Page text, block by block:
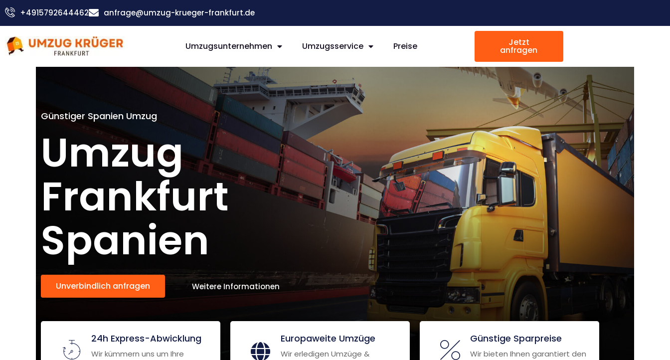
Zum
Inhalt
+4915792644462 anfrage@umzug-krueger-frankfurt.de
Umzugsunternehmen Umzugsservice Preise Jetzt
anfragen
Günstiger Spanien Umzug
Umzug
Frankfurt
Spanien
Unverbindlich anfragen Weitere Informationen
24h Express-Abwicklung
Wir kümmern uns um Ihre
Europaweite Umzüge
Wir erledigen Umzüge &
Günstige Sparpreise
Wir bieten Ihnen garantiert den